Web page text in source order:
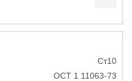
Ст10
ОСТ 1 11063-73